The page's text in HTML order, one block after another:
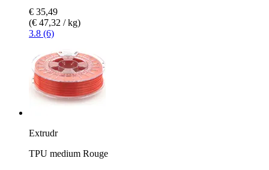
€ 35,49
(€ 47,32 / kg)
3.8 (6)
Extrudr
TPU medium Rouge